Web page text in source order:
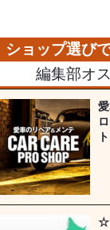
編集部オ
ト
☆